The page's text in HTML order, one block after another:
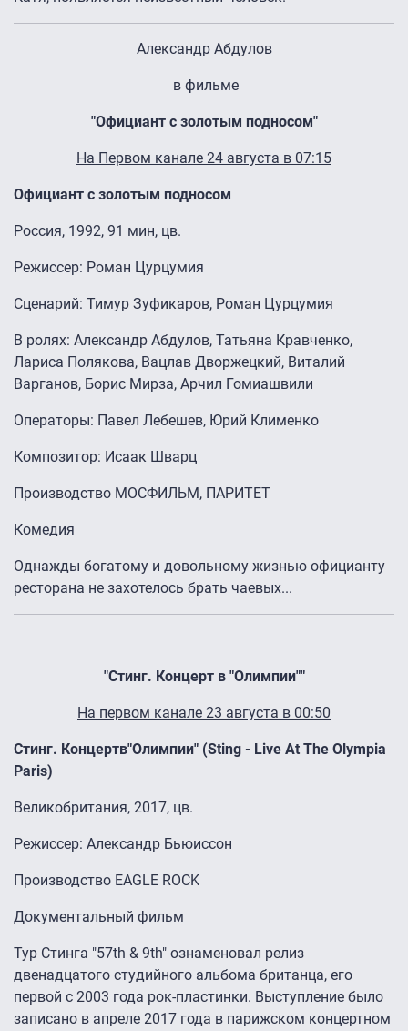
Александр Абдулов
в фильме
"Официант с золотым подносом"
На Первом канале 24 августа в 07:15
Официант с золотым подносом
Россия, 1992, 91 мин, цв.
Режиссер: Роман Цурцумия
Сценарий: Тимур Зуфикаров, Роман Цурцумия
В ролях: Александр Абдулов, Татьяна Кравченко,
Лариса Полякова, Вацлав Дворжецкий, Виталий
Варганов, Борис Мирза, Арчил Гомиашвили
Операторы: Павел Лебешев, Юрий Клименко
Композитор: Исаак Шварц
Производство МОСФИЛЬМ, ПАРИТЕТ
Комедия
Однажды богатому и довольному жизнью официанту
ресторана не захотелось брать чаевых...
"Стинг. Концерт в "Олимпии""
На первом канале 23 августа в 00:50
Стинг. Концертв"Олимпии" (Sting - Live At The Olympia
Paris)
Великобритания, 2017, цв.
Режиссер: Александр Бьюиссон
Производство EAGLE ROCK
Документальный фильм
Тур Стинга "57th & 9th" ознаменовал релиз
двенадцатого студийного альбома британца, его
первой с 2003 года рок-пластинки. Выступление было
записано в апреле 2017 года в парижском концертном